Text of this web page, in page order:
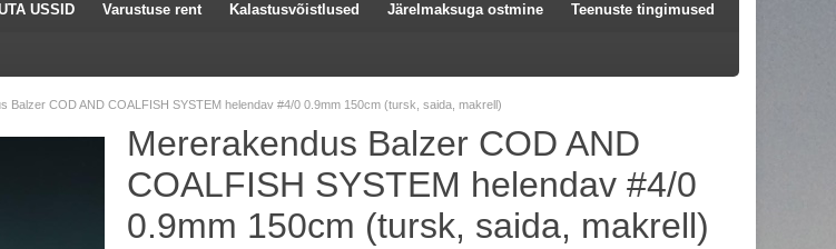
USSID Varustuse rent Kalastusvõistlused Järelmaksuga ostmine Teenuste tingimused
Balzer COD AND COALFISH SYSTEM helendav #4/0 0.9mm 150cm (tursk, saida, makrell)
Mererakendus Balzer COD AND
COALFISH SYSTEM helendav #4/0
0.9mm 150cm (tursk, saida, makrell)